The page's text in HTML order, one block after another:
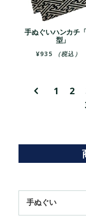
手ぬぐいハンカチ
型」
¥935 （税込）
1 2
手ぬぐい